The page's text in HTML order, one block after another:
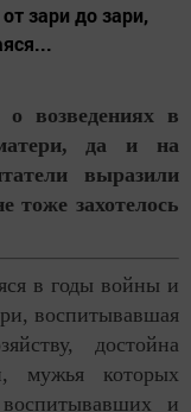
зари до зари,
возведениях в
да и на
выразили
тоже захотелось
в годы войны и
воспитывавшая
достойна
мужья которых
и